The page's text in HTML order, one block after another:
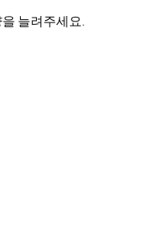
늘려주세요.